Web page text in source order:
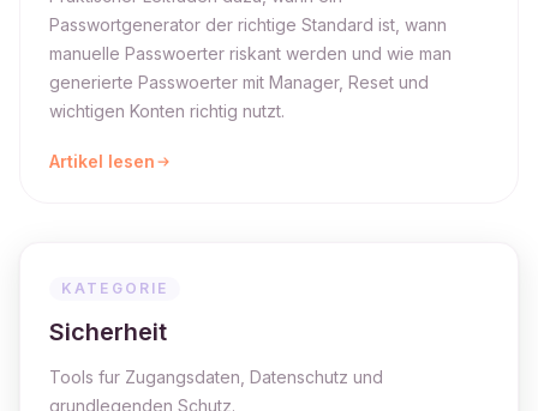
Passwortgenerator der richtige Standard ist, wann
manuelle Passwoerter riskant werden und wie man
generierte Passwoerter mit Manager, Reset und
wichtigen Konten richtig nutzt.
Artikel lesen
KATEGORIE
Sicherheit
Tools fur Zugangsdaten, Datenschutz und
grundlegenden Schutz.